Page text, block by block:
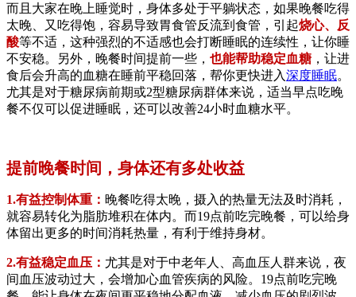
而且大家在晚上睡觉时，身体多处于平躺状态，如果晚餐吃得
太晚、又吃得饱，容易导致胃食管反流到食管，引起烧心、反
酸等不适，这种强烈的不适感也会打断睡眠的连续性，让你睡
不安稳。另外，晚餐时间提前一些， 也能帮助稳定血糖 ，让进
食后会升高的血糖在睡前平稳回落，帮你更快进入深度睡眠。
尤其是对于糖尿病前期或2型糖尿病群体来说，适当早点吃晚
餐不仅可以促进睡眠，还可以改善24小时血糖水平。
提前晚餐时间，身体还有多处收益
1.有益控制体重： 晚餐吃得太晚，摄入的热量无法及时消耗，
就容易转化为脂肪堆积在体内。而19点前吃完晚餐，可以给身
体留出更多的时间消耗热量，有利于维持身材。
2.有益稳定血压： 尤其是对于中老年人、高血压人群来说，夜
间血压波动过大，会增加心血管疾病的风险。19点前吃完晚